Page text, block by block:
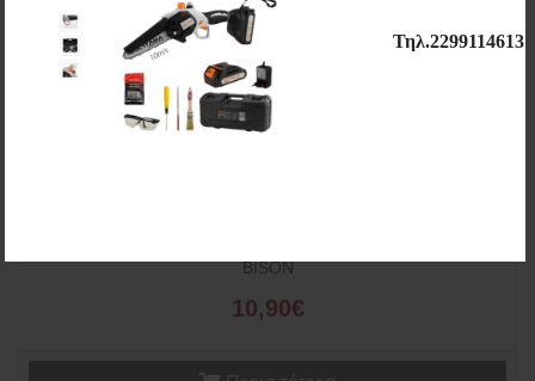
BISON
10,90€
Τηλ.2299114613